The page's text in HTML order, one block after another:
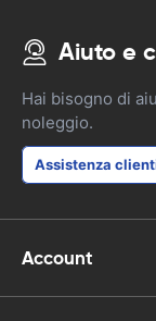
Aiuto e
Hai bisogno di
noleggio.
Assistenza
Account